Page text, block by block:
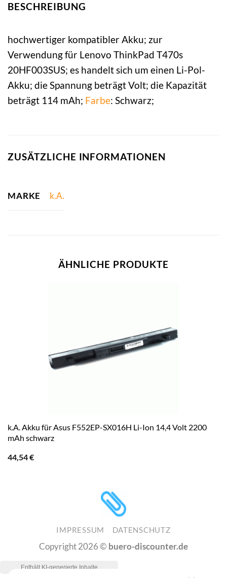
BESCHREIBUNG
hochwertiger kompatibler Akku; zur
Verwendung für Lenovo ThinkPad T470s
20HF003SUS; es handelt sich um einen Li-Pol-
Akku; die Spannung beträgt Volt; die Kapazität
beträgt 114 mAh; Farbe: Schwarz;
ZUSÄTZLICHE INFORMATIONEN
MARKE k.A.
ÄHNLICHE PRODUKTE
k.A. Akku für Asus F552EP-SX016H Li-Ion 14,4 Volt 2200
mAh schwarz
44,54€
IMPRESSUM DATENSCHUTZ
Copyright 2026 © buero-discounter.de